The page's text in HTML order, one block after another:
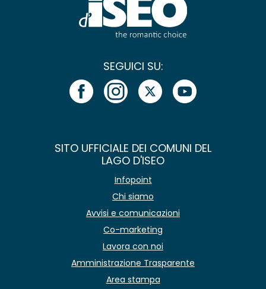
SEGUICI SU:
SITO UFFICIALE DEI COMUNI DEL
LAGO D'ISEO
Infopoint
Chi siamo
Avvisi e comunicazioni
Co-marketing
Lavora con noi
Amministrazione Trasparente
Area stampa